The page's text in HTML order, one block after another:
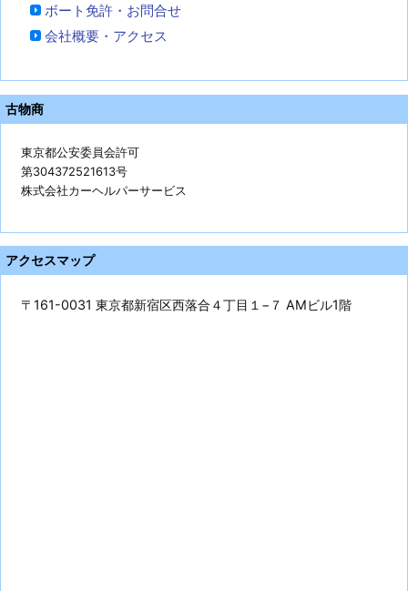
ボート免許・お問合せ
会社概要・アクセス
古物商
東京都公安委員会許可
第304372521613号
株式会社カーヘルパーサービス
アクセスマップ
〒161-0031 東京都新宿区西落合４丁目１−７ AMビル1階